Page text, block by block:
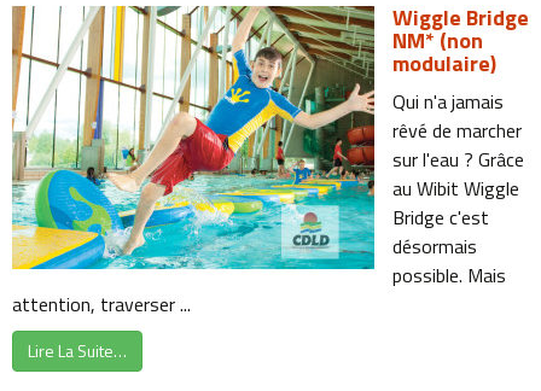
Wiggle Bridge
NM* (non
modulaire)
Qui n'a jamais
rêvé de marcher
sur l'eau ? Grâce
au Wibit Wiggle
Bridge c'est
désormais
possible. Mais
attention, traverser ...
Lire La Suite…